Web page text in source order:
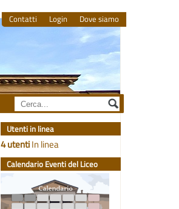
Dove siamo
Login
Contatti
Utenti in linea
4 utentiIn linea
Calendario Eventi del Liceo